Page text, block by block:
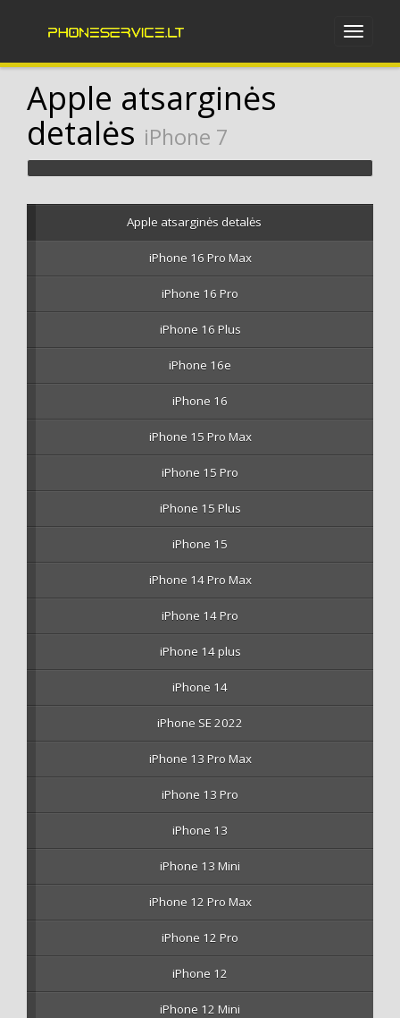
Apple atsarginės
detalės iPhone 7
Apple atsarginės detalės
iPhone 16 Pro Max
iPhone 16 Pro
iPhone 16 Plus
iPhone 16e
iPhone 16
iPhone 15 Pro Max
iPhone 15 Pro
iPhone 15 Plus
iPhone 15
iPhone 14 Pro Max
iPhone 14 Pro
iPhone 14 plus
iPhone 14
iPhone SE 2022
iPhone 13 Pro Max
iPhone 13 Pro
iPhone 13
iPhone 13 Mini
iPhone 12 Pro Max
iPhone 12 Pro
iPhone 12
iPhone 12 Mini